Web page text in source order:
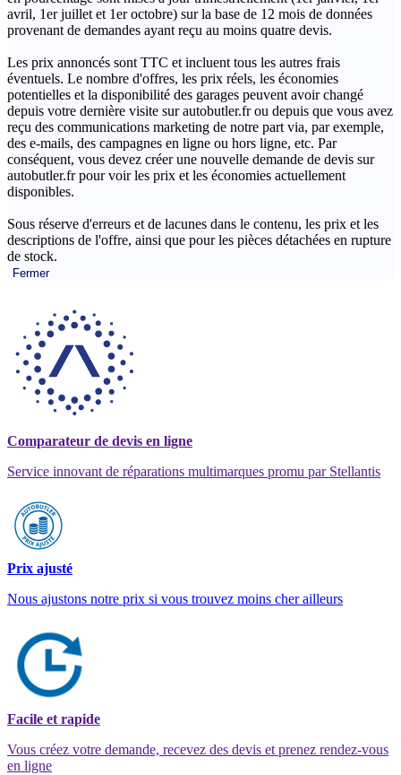
avril, 1er juillet et 1er octobre) sur la base de 12 mois de données
provenant de demandes ayant reçu au moins quatre devis.
Les prix annoncés sont TTC et incluent tous les autres frais
éventuels. Le nombre d'offres, les prix réels, les économies
potentielles et la disponibilité des garages peuvent avoir changé
depuis votre dernière visite sur autobutler.fr ou depuis que vous avez
reçu des communications marketing de notre part via, par exemple,
des e-mails, des campagnes en ligne ou hors ligne, etc. Par
conséquent, vous devez créer une nouvelle demande de devis sur
autobutler.fr pour voir les prix et les économies actuellement
disponibles.
Sous réserve d'erreurs et de lacunes dans le contenu, les prix et les
descriptions de l'offre, ainsi que pour les pièces détachées en rupture
de stock.
Fermer
Comparateur de devis en ligne
Service innovant de réparations multimarques promu par Stellantis
Prix ajusté
Nous ajustons notre prix si vous trouvez moins cher ailleurs
Facile et rapide
Vous créez votre demande, recevez des devis et prenez rendez-vous
en ligne